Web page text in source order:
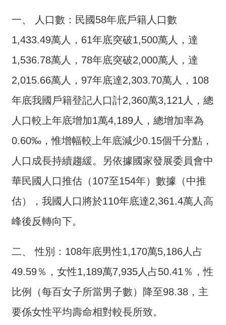
民
信
箱
雙
詞
彙
常
問
答
電
報
RSS
English
網
站
一、 人口數：民國58年底戶籍人口數
1,433.49萬人，61年底突破1,500萬人，達
1,536.78萬人，78年底突破2,000萬人，達
2,015.66萬人，97年底達2,303.70萬人，108
年底我國戶籍登記人口計2,360萬3,121人，總
人口較上年底增加1萬4,189人，總增加率為
0.60‰，惟增幅較上年底減少0.15個千分點，
人口成長持續趨緩。另依據國家發展委員會中
華民國人口推估（107至154年）數據（中推
估），我國人口將於110年底達2,361.4萬人高
峰後反轉向下。
二、 性別：108年底男性1,170萬5,186人占
49.59％，女性1,189萬7,935人占50.41％，性
比例（每百女子所當男子數）降至98.38，主
要係女性平均壽命相對較長所致。